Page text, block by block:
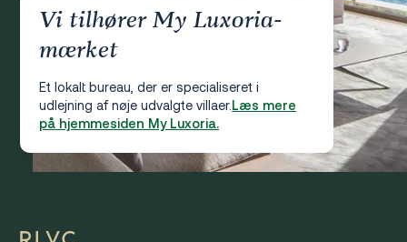
Vi tilhører My Luxoria-
mærket
Et lokalt bureau, der er specialiseret i
udlejning af nøje udvalgte villaer.Læs mere
på hjemmesiden My Luxoria.